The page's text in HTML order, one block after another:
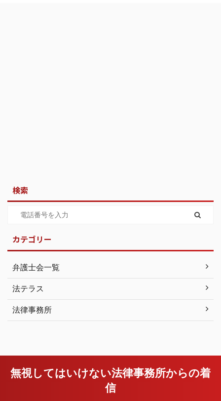
検索
カテゴリー
弁護士会一覧
法テラス
法律事務所
無視してはいけない法律事務所からの着
信